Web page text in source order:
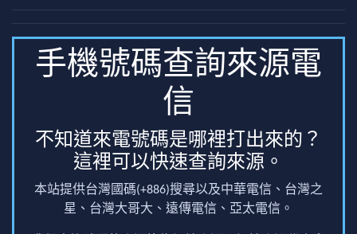
手機號碼查詢來源電
信
不知道來電號碼是哪裡打出來的？
這裡可以快速查詢來源。
本站提供台灣國碼(+886)搜尋以及中華電信、台灣之
星、台灣大哥大、遠傳電信、亞太電信。